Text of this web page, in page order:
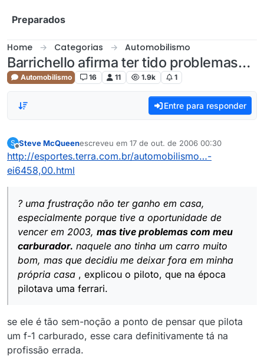
Preparados
Home Categorias Automobilismo
Barrichello afirma ter tido problemas…
Automobilismo 16 11 1.9k 1
Entre para responder
S
Offline
Steve McQueenescreveu em 17 de out. de 2006 00:30
última edição por
http://esportes.terra.com.br/automobilismo…-
ei6458,00.html
? uma frustração não ter ganho em casa,
especialmente porque tive a oportunidade de
vencer em 2003, mas tive problemas com meu
carburador. naquele ano tinha um carro muito
bom, mas que decidiu me deixar fora em minha
própria casa , explicou o piloto, que na época
pilotava uma ferrari.
se ele é tão sem-noção a ponto de pensar que pilota
um f-1 carburado, esse cara definitivamente tá na
profissão errada.